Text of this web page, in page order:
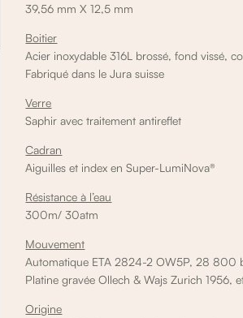
39,56 mm X 12,5 mm
Boitier
Acier inoxydable 316L brossé, fond vissé,
Fabriqué dans le Jura suisse
Verre
Saphir avec traitement antireflet
Cadran
Aiguilles et index en Super-LumiNova®
Résistance à l’eau
300m/ 30atm
Mouvement
Automatique ETA 2824-2 OW5P, 28 800
Platine gravée Ollech & Wajs Zurich 1956,
Origine